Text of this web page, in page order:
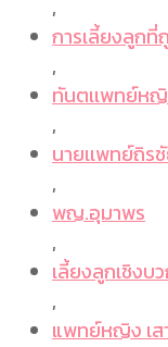
,
การเลี้ยงลูก
,
ทันตเเพทย์ห
,
นายเเพทย์ถิร
,
พญ.อุมาพร
,
เลี้ยงลูกเชิงบ
,
แพทย์หญิง เส